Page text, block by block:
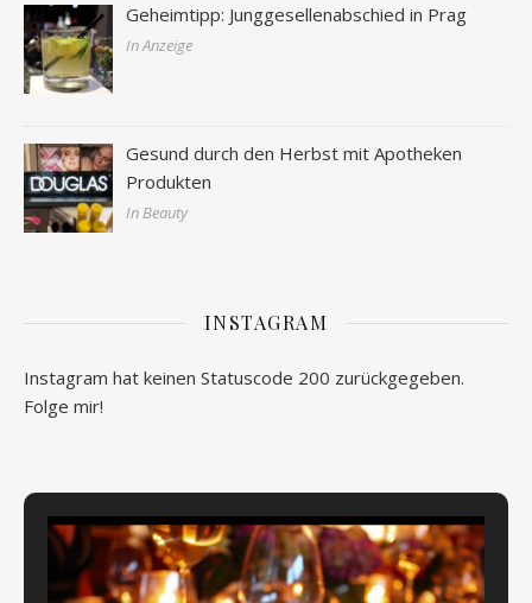
Geheimtipp: Junggesellenabschied in Prag
In Anzeige
Gesund durch den Herbst mit Apotheken
Produkten
In Beauty
INSTAGRAM
Instagram hat keinen Statuscode 200 zurückgegeben.
Folge mir!